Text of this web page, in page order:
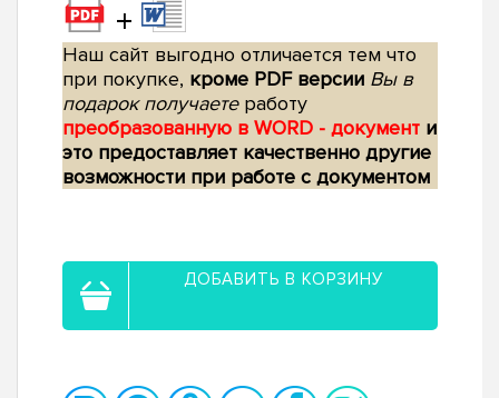
+
Наш сайт выгодно отличается тем что
при покупке, кроме PDF версии Вы в
подарок получаетеработу
преобразованную в WORD - документ и
это предоставляет качественно другие
возможности при работе с документом
ДОБАВИТЬ В КОРЗИНУ